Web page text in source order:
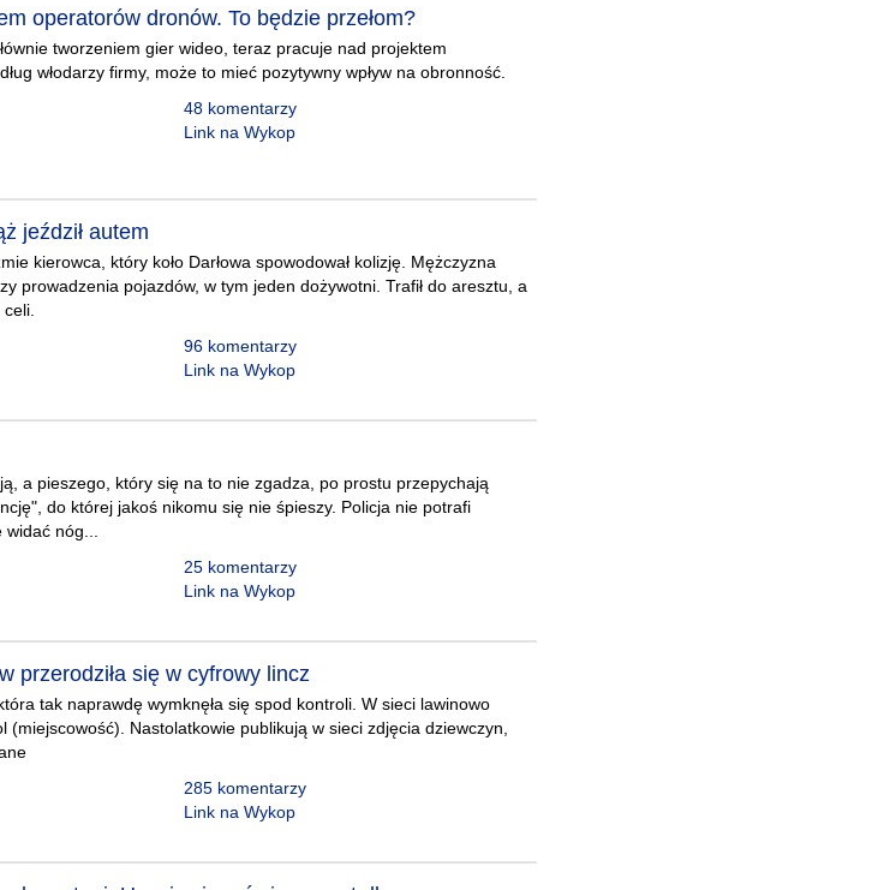
operatorów dronów. To będzie przełom?
tworzeniem gier wideo, teraz pracuje nad projektem
włodarzy firmy, może to mieć pozytywny wpływ na obronność.
48 komentarzy
Link na Wykop
jeździł autem
kierowca, który koło Darłowa spowodował kolizję. Mężczyzna
prowadzenia pojazdów, w tym jeden dożywotni. Trafił do aresztu, a
96 komentarzy
Link na Wykop
a pieszego, który się na to nie zgadza, po prostu przepychają
do której jakoś nikomu się nie śpieszy. Policja nie potrafi
nóg...
25 komentarzy
Link na Wykop
przerodziła się w cyfrowy lincz
tak naprawdę wymknęła się spod kontroli. W sieci lawinowo
Nastolatkowie publikują w sieci zdjęcia dziewczyn,
285 komentarzy
Link na Wykop